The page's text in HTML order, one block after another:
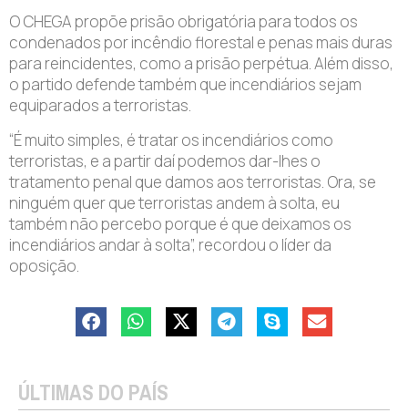
O CHEGA propõe prisão obrigatória para todos os
condenados por incêndio florestal e penas mais duras
para reincidentes, como a prisão perpétua. Além disso,
o partido defende também que incendiários sejam
equiparados a terroristas.
“É muito simples, é tratar os incendiários como
terroristas, e a partir daí podemos dar-lhes o
tratamento penal que damos aos terroristas. Ora, se
ninguém quer que terroristas andem à solta, eu
também não percebo porque é que deixamos os
incendiários andar à solta”, recordou o líder da
oposição.
ÚLTIMAS DO PAÍS